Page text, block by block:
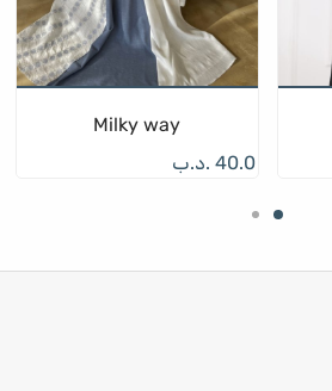
Milky way
40.0 .د.ب